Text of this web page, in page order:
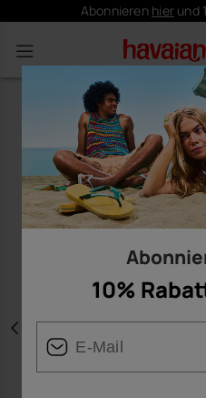
Abonnieren hierund
Vorherige
10%